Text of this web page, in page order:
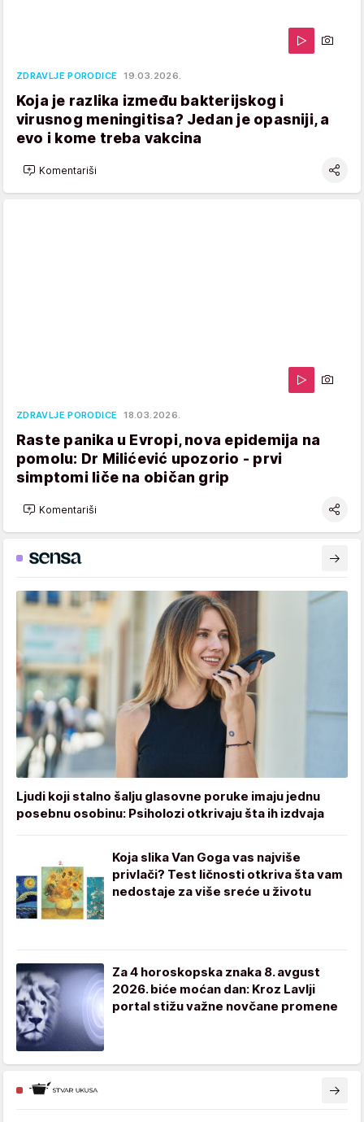
ZDRAVLJE PORODICE 19.03.2026.
Koja je razlika između bakterijskog i
virusnog meningitisa? Jedan je opasniji, a
evo i kome treba vakcina
Komentariši
ZDRAVLJE PORODICE 18.03.2026.
Raste panika u Evropi, nova epidemija na
pomolu: Dr Milićević upozorio - prvi
simptomi liče na običan grip
Komentariši
Ljudi koji stalno šalju glasovne poruke imaju jednu
posebnu osobinu: Psiholozi otkrivaju šta ih izdvaja
Koja slika Van Goga vas najviše
privlači? Test ličnosti otkriva šta vam
nedostaje za više sreće u životu
Za 4 horoskopska znaka 8. avgust
2026. biće moćan dan: Kroz Lavlji
portal stižu važne novčane promene